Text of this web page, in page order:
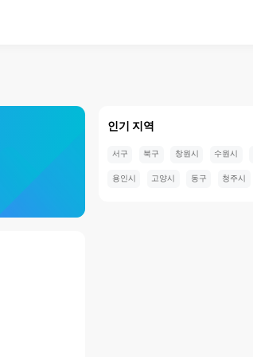
인기 지역
서구 북구 창원시 수원시
용인시 고양시 동구 청주시